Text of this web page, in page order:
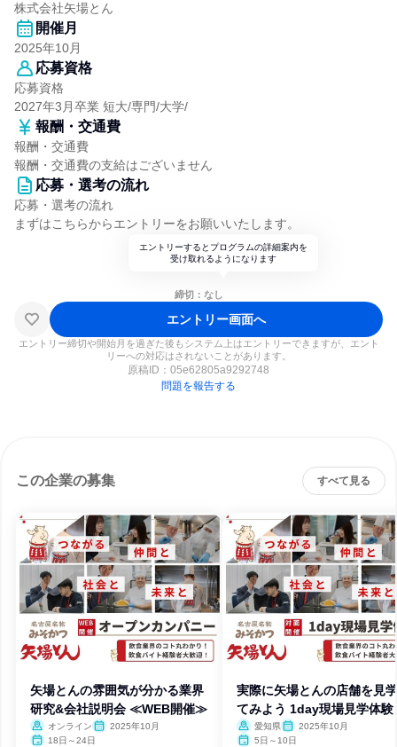
株式会社矢場とん
開催月
2025年10月
応募資格
応募資格
2027年3月卒業 短大/専門/大学/
報酬・交通費
報酬・交通費
報酬・交通費の支給はございません
応募・選考の流れ
応募・選考の流れ
まずはこちらからエントリーをお願いいたします。
エントリーするとプログラムの詳細案内を
受け取れるようになります
締切：なし
エントリー画面へ
エントリー締切や開始月を過ぎた後もシステム上はエントリーできますが、エント
リーへの対応はされないことがあります。
原稿ID： 05e62805a9292748
問題を報告する
この企業の募集 すべて見る
矢場とんの雰囲気が分かる業界
研究&会社説明会 ≪WEB開催≫
オンライン
2025年10月
18日～24日
実際に矢場とんの店舗を見
てみよう 1day現場見学体験
愛知県
2025年10月
5日～10日